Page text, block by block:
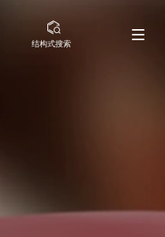
结构式搜索